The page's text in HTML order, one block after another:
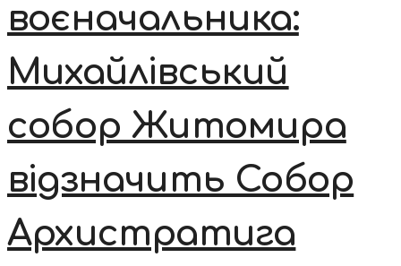
воєначальника:
Михайлівський
собор Житомира
відзначить Собор
Архистратига